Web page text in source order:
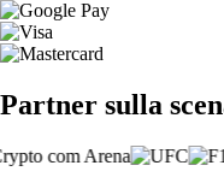
Partner sulla